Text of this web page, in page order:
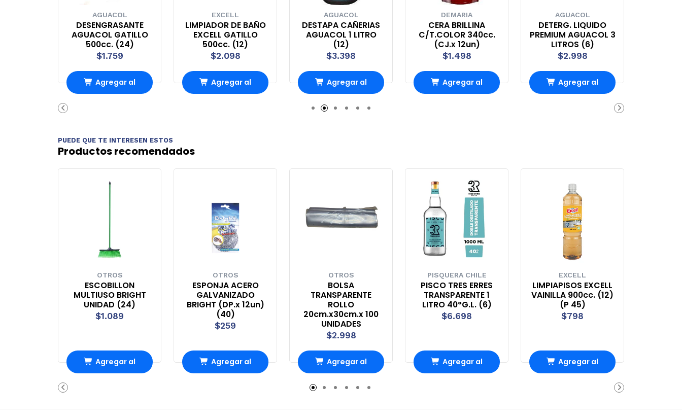
AGUACOL
DESENGRASANTE
AGUACOL GATILLO
500cc. (24)
$1.759
Agregar al
EXCELL
LIMPIADOR DE BAÑO
EXCELL GATILLO
500cc. (12)
$2.098
Agregar al
AGUACOL
DESTAPA CAÑERIAS
AGUACOL 1 LITRO
(12)
$3.398
Agregar al
Carro
DEMARIA
CERA BRILLINA
C/T.COLOR 340cc.
(CJ.x 12un)
$1.498
Agregar al
AGUACOL
DETERG. LIQUIDO
PREMIUM AGUACOL 3
LITROS (6)
$2.998
Agregar al
PUEDE QUE TE INTERESEN ESTOS
Productos recomendados
OTROS
ESCOBILLON
MULTIUSO BRIGHT
UNIDAD (24)
$1.089
Agregar al
OTROS
ESPONJA ACERO
GALVANIZADO
BRIGHT (DP.x 12un)
(40)
$259
Agregar al
OTROS
BOLSA
TRANSPARENTE
ROLLO
20cm.x30cm.x 100
UNIDADES
$2.998
Agregar al
Carro
PISQUERA CHILE
PISCO TRES ERRES
TRANSPARENTE 1
LITRO 40°G.L. (6)
$6.698
Agregar al
EXCELL
LIMPIAPISOS EXCELL
VAINILLA 900cc. (12)
(P 45)
$798
Agregar al